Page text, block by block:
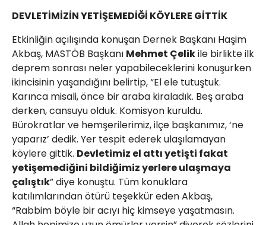
DEVLETİMİZİN YETİŞEMEDİĞİ KÖYLERE GİTTİK
Etkinliğin açılışında konuşan Dernek Başkanı Haşim
Akbaş, MASTÖB Başkanı Mehmet Çelikile birlikte ilk
deprem sonrası neler yapabileceklerini konuşurken
ikincisinin yaşandığını belirtip, “El ele tutuştuk.
Karınca misali, önce bir araba kiraladık. Beş araba
derken, cansuyu olduk. Komisyon kuruldu.
Bürokratlar ve hemşerilerimiz, ilçe başkanımız, ‘ne
yaparız’ dedik. Yer tespit ederek ulaşılamayan
köylere gittik. Devletimiz el attı yetişti fakat
yetişemediğini bildiğimiz yerlere ulaşmaya
çalıştık” diye konuştu. Tüm konuklara
katılımlarından ötürü teşekkür eden Akbaş,
“Rabbim böyle bir acıyı hiç kimseye yaşatmasın.